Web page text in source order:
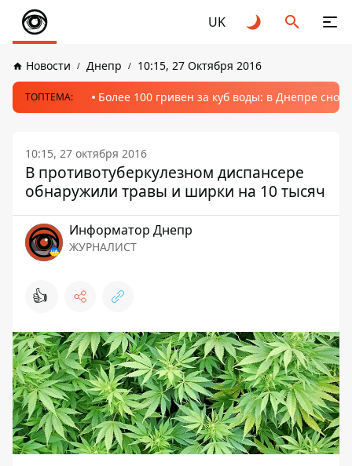
UK
Новости Днепр 10:15, 27 Октября 2016
ТОПТЕМА: Более 100 гривен за куб воды: в Днепре
10:15, 27 октября 2016
В противотуберкулезном диспансере
обнаружили травы и ширки на 10 тысяч
Информатор Днепр
ЖУРНАЛИСТ
👍